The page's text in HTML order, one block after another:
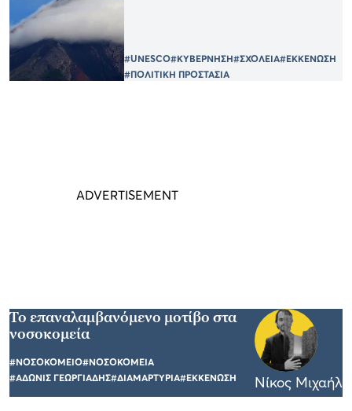
#UNESCO#ΚΥΒΕΡΝΗΣΗ#ΣΧΟΛΕΙΑ#ΕΚΚΕΝΩΣΗ
#ΠΟΛΙΤΙΚΗ ΠΡΟΣΤΑΣΙΑ
Το επαναλαμβανόμενο μοτίβο στα
νοσοκομεία
#ΝΟΣΟΚΟΜΕΙΟ#ΝΟΣΟΚΟΜΕΙΑ
#ΑΔΩΝΙΣ ΓΕΩΡΓΙΑΔΗΣ#ΔΙΑΜΑΡΤΥΡΙΑ#ΕΚΚΕΝΩΣΗ Νίκος Μιχαήλ